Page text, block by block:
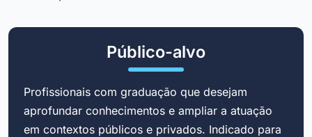
Público-alvo
Profissionais com graduação que desejam
aprofundar conhecimentos e ampliar a atuação
em contextos públicos e privados. Indicado para